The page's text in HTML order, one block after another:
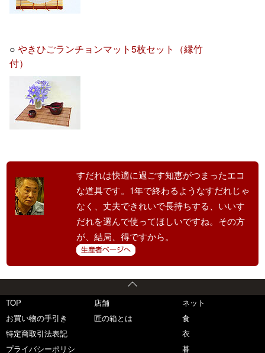
○やきひごランチョンマット5枚セット（縁竹
付）
すだれは快適に過ごす知恵がつまったエコ
な道具です。1年で終わるようなすだれじゃ
なく、丈夫できれいで長持ちする、いいす
だれを選んで使ってほしいですね。その方
が、結局、得ですから。
TOP
お買い物の手引き
特定商取引法表記
プライバシーポリシ
店舗
匠の箱とは
ネット
食
衣
暮